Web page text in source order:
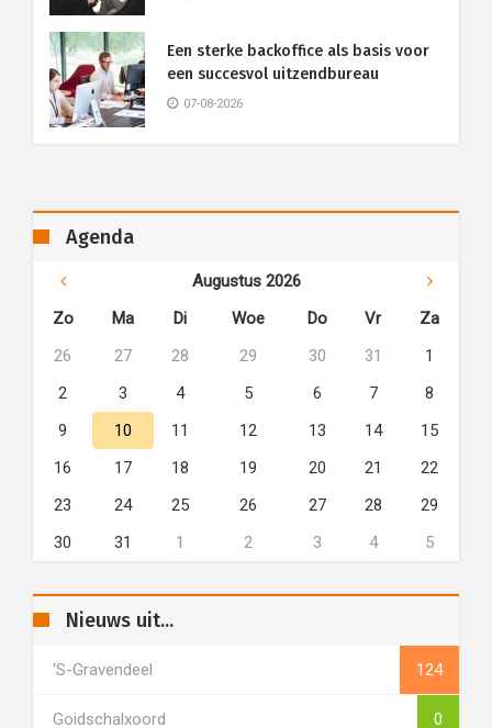
Een sterke backoffice als basis voor
een succesvol uitzendbureau
07-08-2026
Agenda
Augustus 2026
Zo
Ma Di Woe Do Vr
Za
26
27 28 29 30 31
1
2
3 4 5 6 7
8
9
10 11 12 13 14
15
16
17 18 19 20 21
22
23
24 25 26 27 28
29
30
31 1 2 3 4 5
Nieuws uit...
's-Gravendeel 124
Goidschalxoord 0